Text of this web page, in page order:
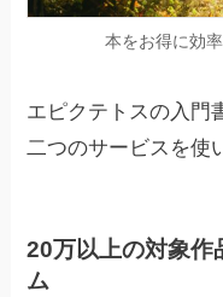
本をお得に効
エピクテトスの入門
二つのサービスを使
20万以上の対象
ム